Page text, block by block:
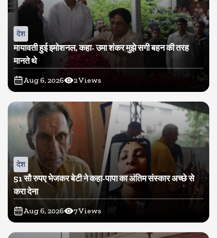
देश
मायावती हुई इमोशनल, कहा- उमा शंकर मुझे सगी बहन की तरह
मानते थे
Aug 6, 2026 2Views
देश
51 सौ रुपए भेजकर बेटी ने कहा-पापा का अंतिम संस्कार अच्छे से
करा देना
Aug 6, 2026 7Views